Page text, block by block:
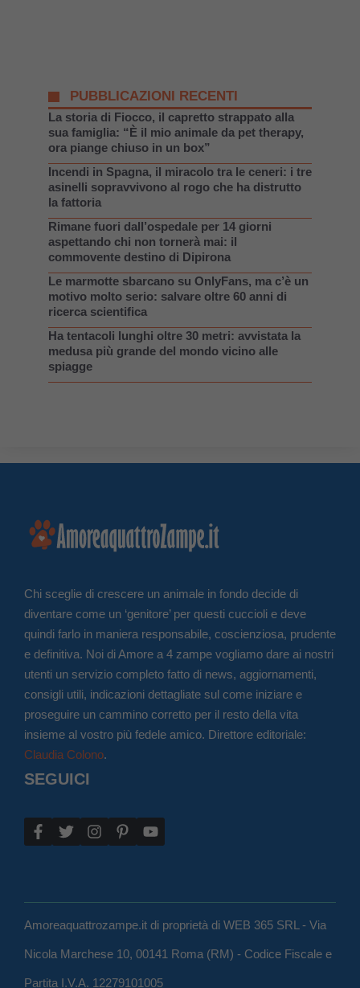
PUBBLICAZIONI RECENTI
La storia di Fiocco, il capretto strappato alla
sua famiglia: “È il mio animale da pet therapy,
ora piange chiuso in un box”
Incendi in Spagna, il miracolo tra le ceneri: i tre
asinelli sopravvivono al rogo che ha distrutto
la fattoria
Rimane fuori dall’ospedale per 14 giorni
aspettando chi non tornerà mai: il
commovente destino di Dipirona
Le marmotte sbarcano su OnlyFans, ma c’è un
motivo molto serio: salvare oltre 60 anni di
ricerca scientifica
Ha tentacoli lunghi oltre 30 metri: avvistata la
medusa più grande del mondo vicino alle
spiagge
Chi sceglie di crescere un animale in fondo decide di
diventare come un ‘genitore’ per questi cuccioli e deve
quindi farlo in maniera responsabile, coscienziosa, prudente
e definitiva. Noi di Amore a 4 zampe vogliamo dare ai nostri
utenti un servizio completo fatto di news, aggiornamenti,
consigli utili, indicazioni dettagliate sul come iniziare e
proseguire un cammino corretto per il resto della vita
insieme al vostro più fedele amico. Direttore editoriale:
Claudia Colono.
SEGUICI
Amoreaquattrozampe.it di proprietà di WEB 365 SRL - Via
Nicola Marchese 10, 00141 Roma (RM) - Codice Fiscale e
Partita I.V.A. 12279101005